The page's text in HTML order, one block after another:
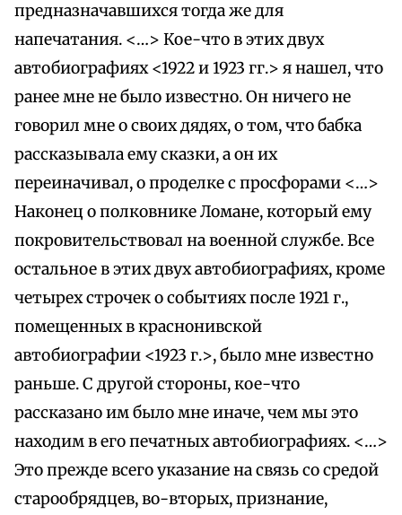
предназначавшихся тогда же для
напечатания. <…> Кое-что в этих двух
автобиографиях <1922 и 1923 гг.> я нашел, что
ранее мне не было известно. Он ничего не
говорил мне о своих дядях, о том, что бабка
рассказывала ему сказки, а он их
переиначивал, о проделке с просфорами <…>
Наконец о полковнике Ломане, который ему
покровительствовал на военной службе. Все
остальное в этих двух автобиографиях, кроме
четырех строчек о событиях после 1921 г.,
помещенных в краснонивской
автобиографии <1923 г.>, было мне известно
раньше. С другой стороны, кое-что
рассказано им было мне иначе, чем мы это
находим в его печатных автобиографиях. <…>
Это прежде всего указание на связь со средой
старообрядцев, во-вторых, признание,